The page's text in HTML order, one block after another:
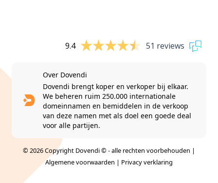
9.4 51 reviews
Over Dovendi
Dovendi brengt koper en verkoper bij elkaar.
We beheren ruim 250.000 internationale
domeinnamen en bemiddelen in de verkoop
van deze namen met als doel een goede deal
voor alle partijen.
© 2026 Copyright Dovendi © - alle rechten voorbehouden |
Algemene voorwaarden | Privacy verklaring